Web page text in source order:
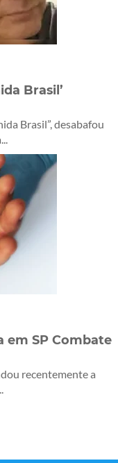
Brasil’
Brasil”, desabafou
em SP Combate
recentemente a